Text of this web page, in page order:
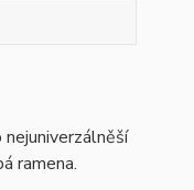
ramena.